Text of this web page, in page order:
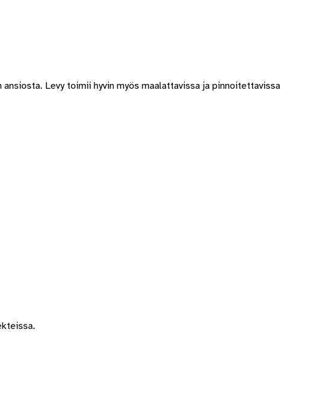
Levy toimii hyvin myös maalattavissa ja pinnoitettavissa